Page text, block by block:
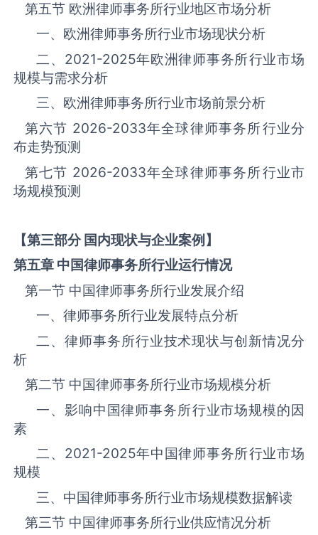
第五节 欧洲律师事务所‌‌‌行业地区市场分析
一、欧洲律师事务所‌‌‌行业市场现状分析
二、 2021-2025年欧洲律师事务所‌‌‌行业市场
规模与需求分析
三、欧洲律师事务所‌‌‌行业市场前景分析
第六节 2026-2033年全球律师事务所‌‌‌行业分
布走势预测
第七节 2026-2033年全球律师事务所‌‌‌行业市
场规模预测
【第三部分 国内现状与企业案例】
第五章 中国律师事务所行业运行情况
第一节 中国律师事务所‌‌‌行业发展介绍
一、律师事务所行业发展特点分析
二、律师事务所行业技术现状与创新情况分
析
第二节 中国律师事务所‌‌‌行业市场规模分析
一、影响中国律师事务所‌‌‌行业市场规模的因
素
二、 2021-2025年中国律师事务所‌‌‌行业市场
规模
三、中国律师事务所行业市场规模数据解读
第三节 中国律师事务所‌‌‌行业供应情况分析